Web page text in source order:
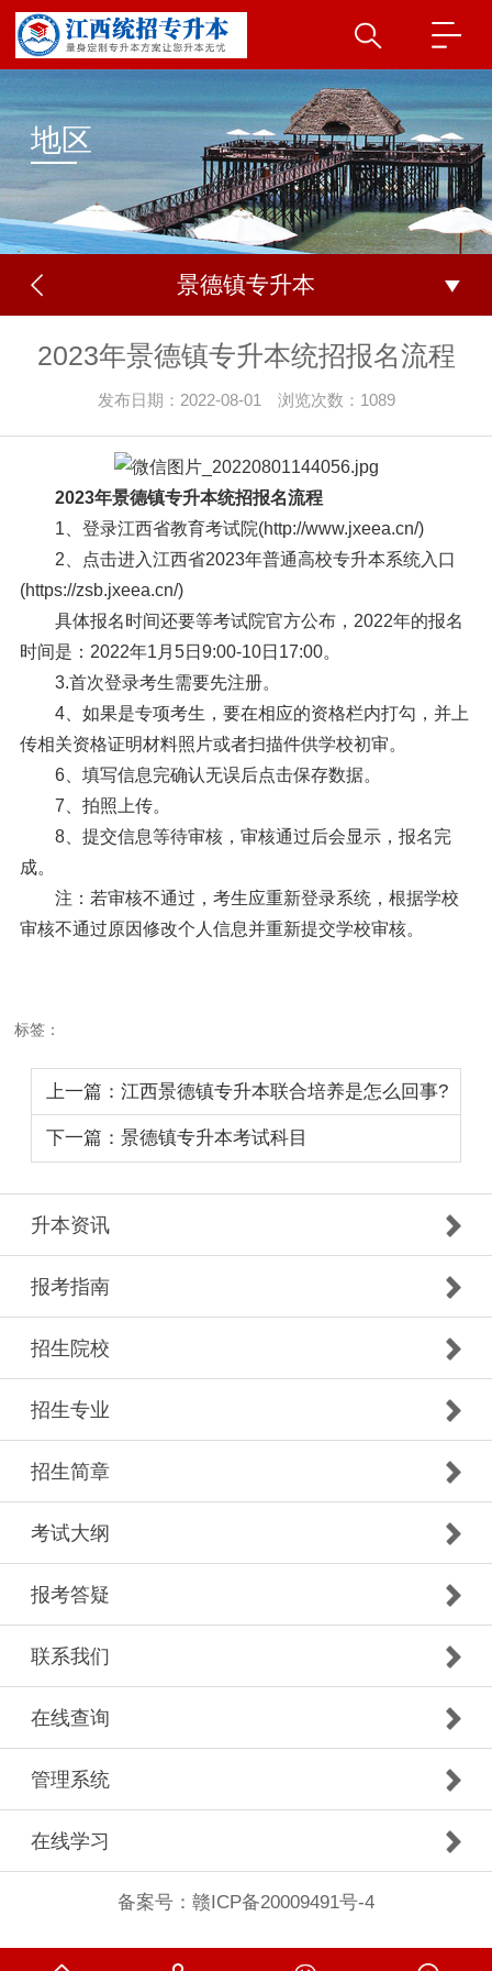
地区
景德镇专升本
2023年景德镇专升本统招报名流程
发布日期：2022-08-01 浏览次数：1089
2023年景德镇专升本统招报名流程
1、登录江西省教育考试院(http://www.jxeea.cn/)
2、点击进入江西省2023年普通高校专升本系统入口
(https://zsb.jxeea.cn/)
具体报名时间还要等考试院官方公布，2022年的报名
时间是：2022年1月5日9:00-10日17:00。
3.首次登录考生需要先注册。
4、如果是专项考生，要在相应的资格栏内打勾，并上
传相关资格证明材料照片或者扫描件供学校初审。
6、填写信息完确认无误后点击保存数据。
7、拍照上传。
8、提交信息等待审核，审核通过后会显示，报名完
成。
注：若审核不通过，考生应重新登录系统，根据学校
审核不通过原因修改个人信息并重新提交学校审核。
标签：
上一篇：江西景德镇专升本联合培养是怎么回事?
下一篇：景德镇专升本考试科目
升本资讯
报考指南
招生院校
招生专业
招生简章
考试大纲
报考答疑
联系我们
在线查询
管理系统
在线学习
备案号： 赣ICP备20009491号-4